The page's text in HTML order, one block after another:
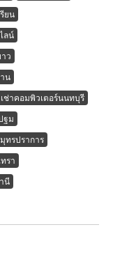
ยน
ลน์
ว
น
เช่าคอมพิวเตอร์นนทบุรี
ฐม
ทรปราการ
รา
นี